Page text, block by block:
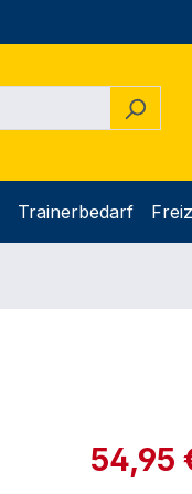
Trainerbedarf
54,95